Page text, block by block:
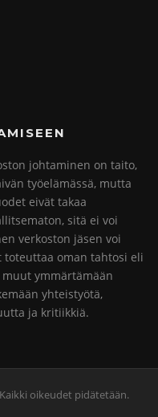
johtaminen on taito,
työelämässä, mutta
eivät takaa
sitä ei voi
verkoston jäsen voi
toteuttaa oman tahtosi eli
ymmärtämään
yhteistyötä,
ja kritiikkiä.
oikeudet pidätetään.